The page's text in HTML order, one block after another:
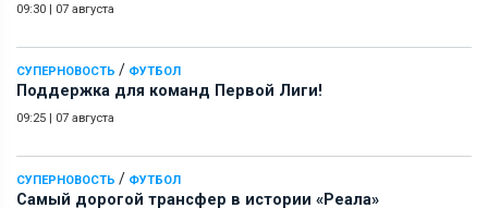
09:30 | 07 августа
СУПЕРНОВОСТЬ / ФУТБОЛ
Поддержка для команд Первой Лиги!
09:25 | 07 августа
СУПЕРНОВОСТЬ / ФУТБОЛ
Самый дорогой трансфер в истории «Реала»